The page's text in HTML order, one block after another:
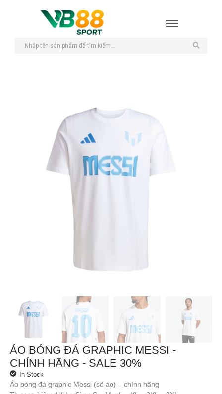
ÁO BÓNG ĐÁ GRAPHIC MESSI -
CHÍNH HÃNG - SALE 30%
In Stock
Áo bóng đá graphic Messi (số áo) – chính hãng